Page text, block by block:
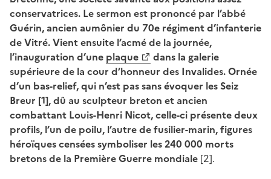
conservatrices. Le sermon est prononcé par l’abbé
Guérin, ancien aumônier du 70e régiment d’infanterie
de Vitré. Vient ensuite l’acmé de la journée,
l’inauguration d’une plaque
dans la galerie
supérieure de la cour d’honneur des Invalides. Ornée
d’un bas-relief, qui n’est pas sans évoquer les Seiz
Breur [1], dû au sculpteur breton et ancien
combattant Louis-Henri Nicot, celle-ci présente deux
profils, l’un de poilu, l’autre de fusilier-marin, figures
héroïques censées symboliser les 240 000 morts
bretons de la Première Guerre mondiale [2].